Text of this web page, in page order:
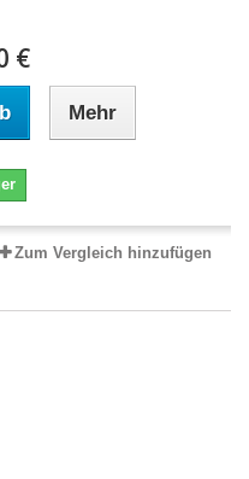
€
Mehr
Zum Vergleich hinzufügen